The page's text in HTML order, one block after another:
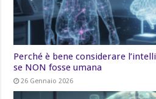
Perché è bene considerare
se NON fosse umana
26 Gennaio 2026